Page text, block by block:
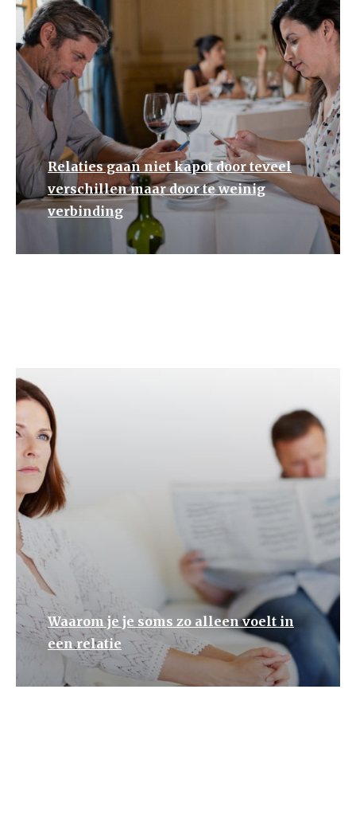
Relaties gaan niet kapot door teveel
verschillen maar door te weinig
verbinding
Waarom je je soms zo alleen voelt in
een relatie
Terug naar het overzicht